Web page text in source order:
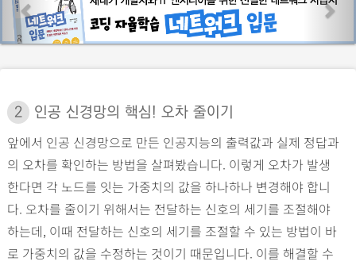
r
e
o
u
s
e
2 인공 신경망의 핵심! 오차 줄이기
앞에서 인공 신경망으로 만든 인공지능의 출력값과 실제 정답과
의 오차를 확인하는 방법을 살펴봤습니다. 이렇게 오차가 발생
한다면 각 노드를 잇는 가중치의 값을 하나하나 변경해야 합니
다. 오차를 줄이기 위해서는 전달하는 신호의 세기를 조절해야
하는데, 이때 전달하는 신호의 세기를 조절할 수 있는 방법이 바
로 가중치의 값을 수정하는 것이기 때문입니다. 이를 해결할 수